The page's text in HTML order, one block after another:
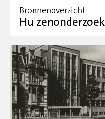
Bronnenoverzicht
Huizenonderzoek